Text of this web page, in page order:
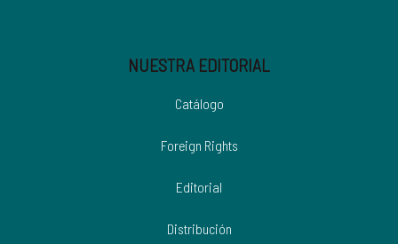
NUESTRA EDITORIAL
Catálogo
Foreign Rights
Editorial
Distribución